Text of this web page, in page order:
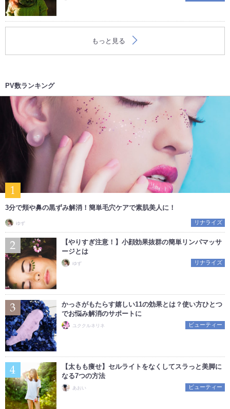
もっと見る
PV数ランキング
3分で頬や鼻の黒ずみ解消！簡単毛穴ケアで素肌美人に！
ゆず リナライズ
【やりすぎ注意！】小顔効果抜群の簡単リンパマッサ
ージとは
ゆず リナライズ
かっさがもたらす嬉しい11の効果とは？使い方ひとつ
でお悩み解消のサポートに
ユククルネリネ ビューティー
【太もも痩せ】セルライトをなくしてスラっと美脚に
なる7つの方法
あおい ビューティー